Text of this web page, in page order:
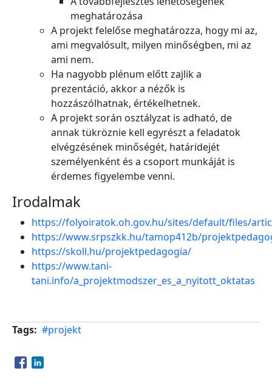
meghatározása
A projekt felelőse meghatározza, hogy mi az,
ami megvalósult, milyen minőségben, mi az
ami nem.
Ha nagyobb plénum előtt zajlik a
prezentáció, akkor a nézők is
hozzászólhatnak, értékelhetnek.
A projekt során osztályzat is adható, de
annak tükröznie kell egyrészt a feladatok
elvégzésének minőségét, határidejét
személyenként és a csoport munkáját is
érdemes figyelembe venni.
Irodalmak
https://folyoiratok.oh.gov.hu/sites/default/files/
https://www.srpszkk.hu/tamop412b/
https://skoll.hu/projektpedagogia/
https://www.tani-
tani.info/a_projektmodszer_es_a_nyitott_oktatas
Tags #projekt
Opens in a new window
Opens in a new window